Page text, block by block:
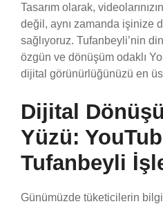
Tasarım olarak,
değil, aynı zamanda işinize
sağlıyoruz. Tufanbeyli’nin
özgün ve dönüşüm odaklı
dijital görünürlüğünüzü en
Dijital
Yüzü:
Tufanbeyli
Günümüzde tüketicilerin